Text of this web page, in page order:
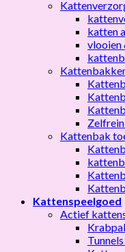
katten
vlooien
Kattenbak
Kattenspeelgoed
Actief